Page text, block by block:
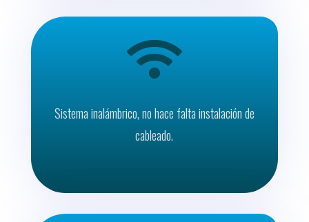

Sistema inalámbrico, no hace falta instalación de
cableado.